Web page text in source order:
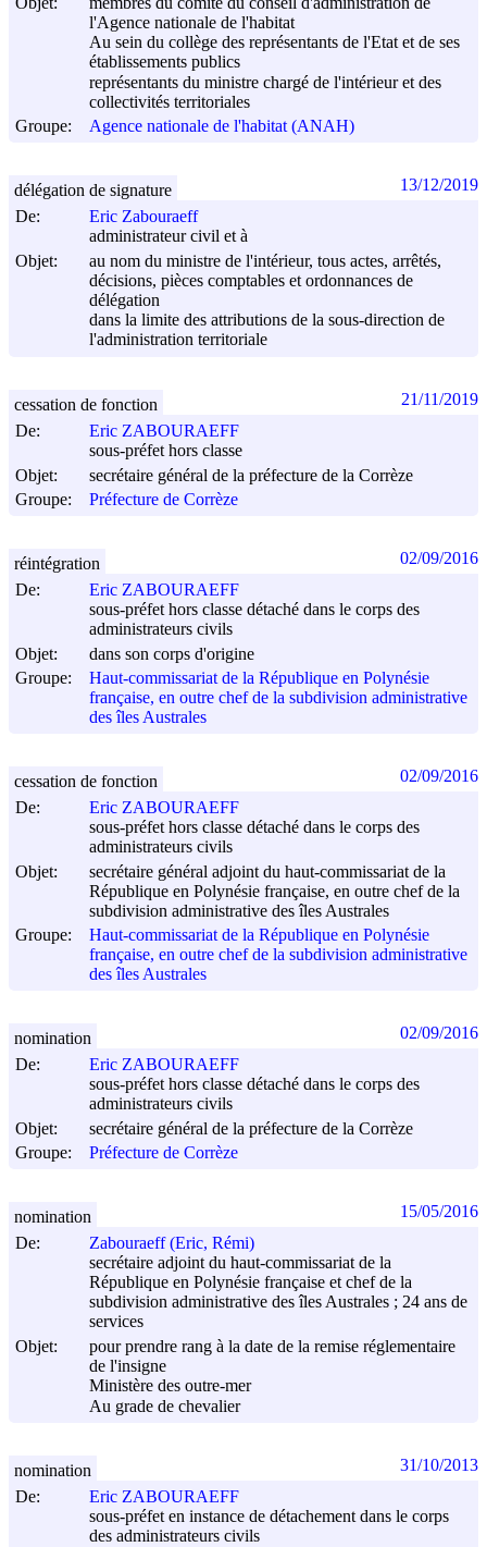
l'Agence nationale de l'habitat
Au sein du collège des représentants de l'Etat et de ses
établissements publics
représentants du ministre chargé de l'intérieur et des
collectivités territoriales
Groupe:
Agence nationale de l'habitat (ANAH)
De:
Eric Zabouraeff
administrateur civil et à
Objet:
au nom du ministre de l'intérieur, tous actes, arrêtés,
décisions, pièces comptables et ordonnances de
délégation
dans la limite des attributions de la sous-direction de
l'administration territoriale
délégation de signature 13/12/2019
De:
Eric ZABOURAEFF
sous-préfet hors classe
Objet:
secrétaire général de la préfecture de la Corrèze
Groupe:
Préfecture de Corrèze
cessation de fonction 21/11/2019
De:
Eric ZABOURAEFF
sous-préfet hors classe détaché dans le corps des
administrateurs civils
Objet:
dans son corps d'origine
Groupe:
Haut-commissariat de la République en Polynésie
française, en outre chef de la subdivision administrative
des îles Australes
réintégration 02/09/2016
De:
Eric ZABOURAEFF
sous-préfet hors classe détaché dans le corps des
administrateurs civils
Objet:
secrétaire général adjoint du haut-commissariat de la
République en Polynésie française, en outre chef de la
subdivision administrative des îles Australes
Groupe:
Haut-commissariat de la République en Polynésie
française, en outre chef de la subdivision administrative
des îles Australes
cessation de fonction 02/09/2016
De:
Eric ZABOURAEFF
sous-préfet hors classe détaché dans le corps des
administrateurs civils
Objet:
secrétaire général de la préfecture de la Corrèze
Groupe:
Préfecture de Corrèze
nomination 02/09/2016
De:
Zabouraeff (Eric, Rémi)
secrétaire adjoint du haut-commissariat de la
République en Polynésie française et chef de la
subdivision administrative des îles Australes ; 24 ans de
services
Objet:
pour prendre rang à la date de la remise réglementaire
de l'insigne
Ministère des outre-mer
Au grade de chevalier
nomination 15/05/2016
De:
Eric ZABOURAEFF
sous-préfet en instance de détachement dans le corps
des administrateurs civils
nomination 31/10/2013